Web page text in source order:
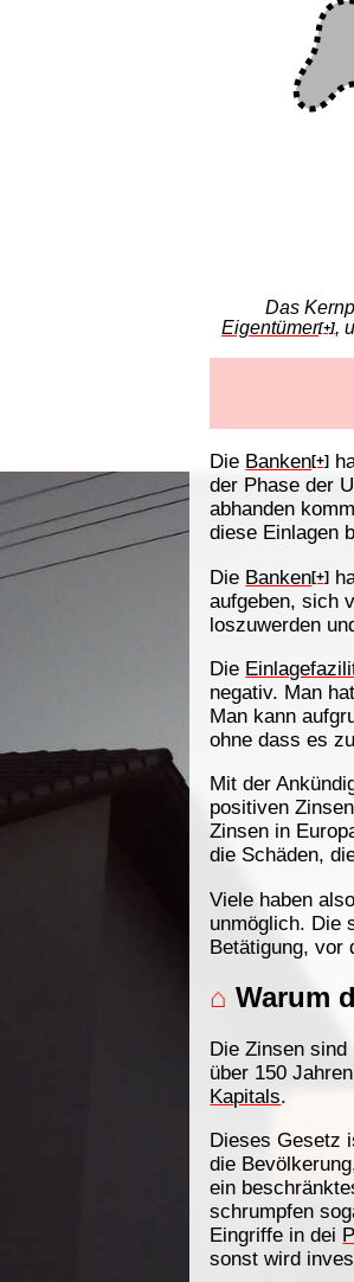
Das
Eigentümer[+],
Die Banken[+]
der Phase der
abhanden
diese Einlagen
Die Banken[+]
aufgeben, sich
loszuwerden
Die
negativ. Man
Man kann
ohne dass es
Mit der
positiven
Zinsen in
die Schäden,
Viele haben
unmöglich. Die
Betätigung, vor
⌂ Warum
Die Zinsen
über 150
Kapitals.
Dieses Gesetz
die
ein
schrumpfen
Eingriffe in dei
sonst wird